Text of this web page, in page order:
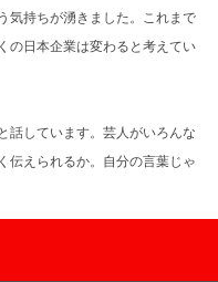
気持ちが湧きました。これまで
の日本企業は変わると考えてい
話しています。芸人がいろんな
伝えられるか。自分の言葉じゃ